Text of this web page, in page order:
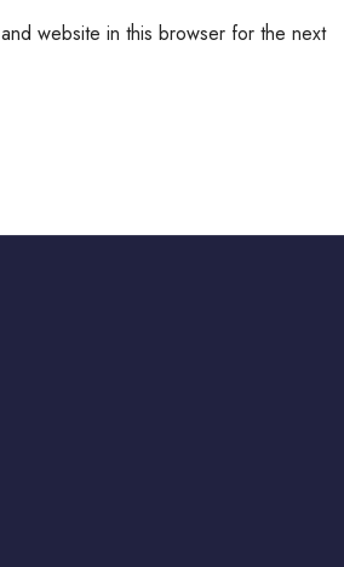
website in this browser for the next